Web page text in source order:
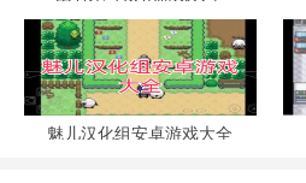
魅儿汉化组安卓游戏大全